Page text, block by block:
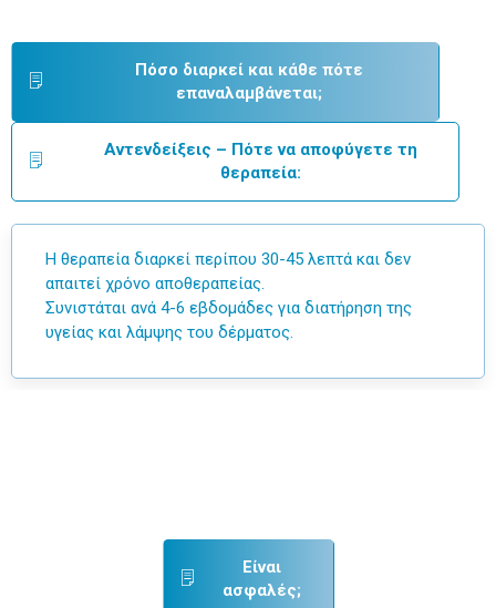
Πόσο διαρκεί και κάθε πότε
επαναλαμβάνεται;
Αντενδείξεις – Πότε να αποφύγετε τη
θεραπεία:
Η θεραπεία διαρκεί περίπου 30-45 λεπτά και δεν
απαιτεί χρόνο αποθεραπείας.
Συνιστάται ανά 4-6 εβδομάδες για διατήρηση της
υγείας και λάμψης του δέρματος.
Είναι
ασφαλές;